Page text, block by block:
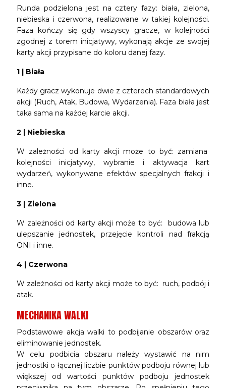
Runda podzielona jest na cztery fazy: biała, zielona,
niebieska i czerwona, realizowane w takiej kolejności.
Faza kończy się gdy wszyscy gracze, w kolejności
zgodnej z torem inicjatywy, wykonają akcje ze swojej
karty akcji przypisane do koloru danej fazy.
1 | Biała
Każdy gracz wykonuje dwie z czterech standardowych
akcji (Ruch, Atak, Budowa, Wydarzenia). Faza biała jest
taka sama na każdej karcie akcji.
2 | Niebieska
W zależności od karty akcji może to być: zamiana
kolejności inicjatywy, wybranie i aktywacja kart
wydarzeń, wykonywane efektów specjalnych frakcji i
inne.
3 | Zielona
W zależności od karty akcji może to być: budowa lub
ulepszanie jednostek, przejęcie kontroli nad frakcją
ONI i inne.
4 | Czerwona
W zależności od karty akcji może to być: ruch, podbój i
atak.
MECHANIKA WALKI
Podstawowe akcja walki to podbijanie obszarów oraz
eliminowanie jednostek.
W celu podbicia obszaru należy wystawić na nim
jednostki o łącznej liczbie punktów podboju równej lub
większej od wartości punktów podboju jednostek